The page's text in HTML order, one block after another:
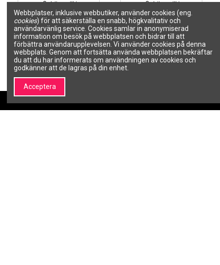
Lägg till i
varukorgen
Lägg till i
varukorgen
1 2
Webbplatser, inklusive webbutiker, använder cookies (eng.
cookies) för att säkerställa en snabb, högkvalitativ och
användarvänlig service. Cookies samlar in anonymiserad
information om besök på webbplatsen och bidrar till att
förbättra användarupplevelsen. Vi använder cookies på denna
webbplats. Genom att fortsätta använda webbplatsen bekräftar
du att du har informerats om användningen av cookies och
godkänner att de lagras på din enhet.
Acceptera